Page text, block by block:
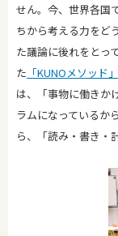
せん。今、世界各国
ちから考える力をど
た議論に後れをとっ
た 「KUNOメソッド」
は、「事物に働きか
ラムになっているか
ら、「読み・書き・